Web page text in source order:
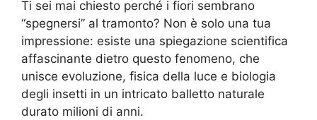
Ti sei mai chiesto perché i fiori sembrano
“spegnersi” al tramonto? Non è solo una tua
impressione: esiste una spiegazione scientifica
affascinante dietro questo fenomeno, che
unisce evoluzione, fisica della luce e biologia
degli insetti in un intricato balletto naturale
durato milioni di anni.